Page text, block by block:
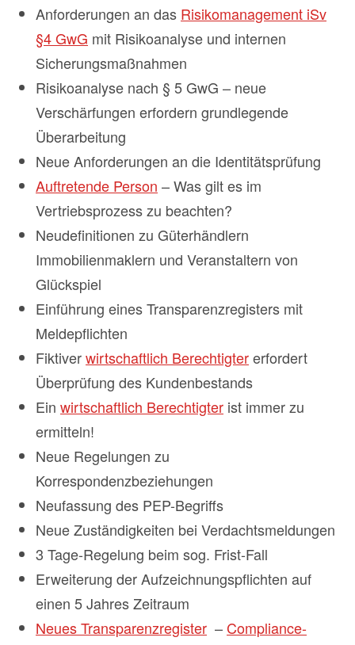
Anforderungen an das Risikomanagement iSv
§4 GwG mit Risikoanalyse und internen
Sicherungsmaßnahmen
Risikoanalyse nach § 5 GwG – neue
Verschärfungen erfordern grundlegende
Überarbeitung
Neue Anforderungen an die Identitätsprüfung
Auftretende Person – Was gilt es im
Vertriebsprozess zu beachten?
Neudefinitionen zu Güterhändlern
Immobilienmaklern und Veranstaltern von
Glückspiel
Einführung eines Transparenzregisters mit
Meldepflichten
Fiktiverwirtschaftlich Berechtigtererfordert
Überprüfung des Kundenbestands
Ein wirtschaftlich Berechtigter ist immer zu
ermitteln!
Neue Regelungen zu
Korrespondenzbeziehungen
Neufassung des PEP-Begriffs
Neue Zuständigkeiten bei Verdachtsmeldungen
3 Tage-Regelung beim sog. Frist-Fall
Erweiterung der Aufzeichnungspflichten auf
einen 5 Jahres Zeitraum
Neues Transparenzregister – Compliance-